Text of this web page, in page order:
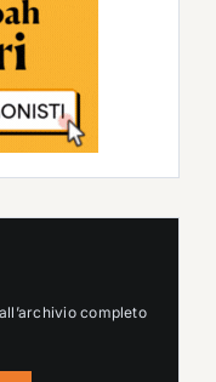
completo